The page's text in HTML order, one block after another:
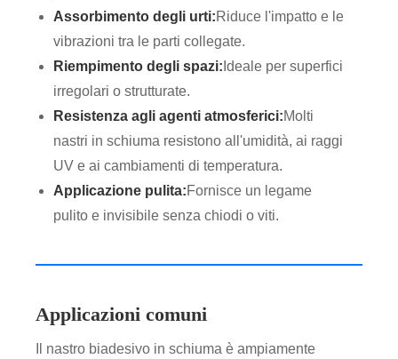
Assorbimento degli urti:Riduce l'impatto e le
vibrazioni tra le parti collegate.
Riempimento degli spazi: Ideale per superfici
irregolari o strutturate.
Resistenza agli agenti atmosferici:Molti
nastri in schiuma resistono all'umidità, ai raggi
UV e ai cambiamenti di temperatura.
Applicazione pulita:Fornisce un legame
pulito e invisibile senza chiodi o viti.
Applicazioni comuni
Il nastro biadesivo in schiuma è ampiamente